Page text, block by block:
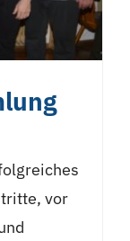
vor